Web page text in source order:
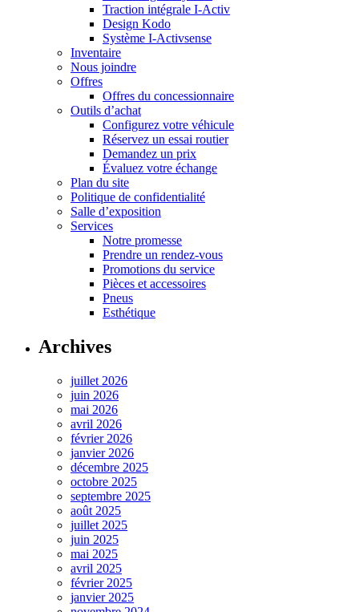
Traction intégrale I-Activ
Design Kodo
Système I-Activsense
Inventaire
Nous joindre
Offres
Offres du concessionnaire
Outils d’achat
Configurez votre véhicule
Réservez un essai routier
Demandez un prix
Évaluez votre échange
Plan du site
Politique de confidentialité
Salle d’exposition
Services
Notre promesse
Prendre un rendez-vous
Promotions du service
Pièces et accessoires
Pneus
Esthétique
Archives
juillet 2026
juin 2026
mai 2026
avril 2026
février 2026
janvier 2026
décembre 2025
octobre 2025
septembre 2025
août 2025
juillet 2025
juin 2025
mai 2025
avril 2025
février 2025
janvier 2025